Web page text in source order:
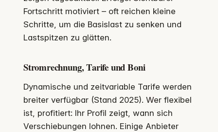
Fortschritt motiviert – oft reichen kleine
Schritte, um die Basislast zu senken und
Lastspitzen zu glätten.
Stromrechnung, Tarife und Boni
Dynamische und zeitvariable Tarife werden
breiter verfügbar (Stand 2025). Wer flexibel
ist, profitiert: Ihr Profil zeigt, wann sich
Verschiebungen lohnen. Einige Anbieter